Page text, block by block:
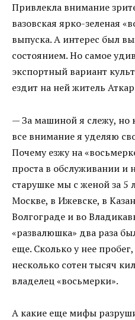
Привлекла внимание
вазовская ярко-зеленая
выпуска. А интерес был
состоянием. Но самое
экспортный вариант
ездит на ней житель
— За машиной я слежу, но
все внимание я уделяю
Почему езжу на
проста в обслуживании и
старушке мы с женой за 5
Москве, в Ижевске, в
Волгограде и во
«развалюшка» два раза
еще. Сколько у нее
несколько сотен тысяч
владелец «восьмерки».
А какие еще мифы